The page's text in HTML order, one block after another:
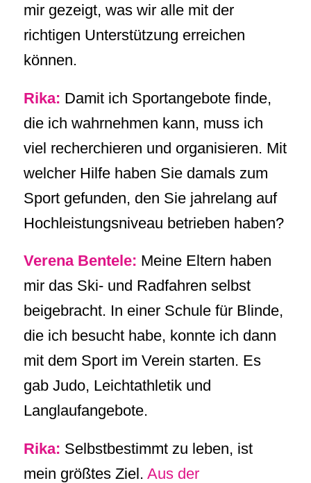
mir gezeigt, was wir alle mit der
richtigen Unterstützung erreichen
können.
Rika: Damit ich Sportangebote finde,
die ich wahrnehmen kann, muss ich
viel recherchieren und organisieren. Mit
welcher Hilfe haben Sie damals zum
Sport gefunden, den Sie jahrelang auf
Hochleistungsniveau betrieben haben?
Verena Bentele: Meine Eltern haben
mir das Ski- und Radfahren selbst
beigebracht. In einer Schule für Blinde,
die ich besucht habe, konnte ich dann
mit dem Sport im Verein starten. Es
gab Judo, Leichtathletik und
Langlaufangebote.
Rika: Selbstbestimmt zu leben, ist
mein größtes Ziel. Aus der